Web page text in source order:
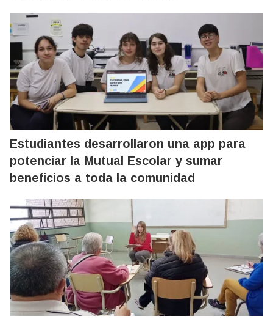
Estudiantes desarrollaron una app para
potenciar la Mutual Escolar y sumar
beneficios a toda la comunidad